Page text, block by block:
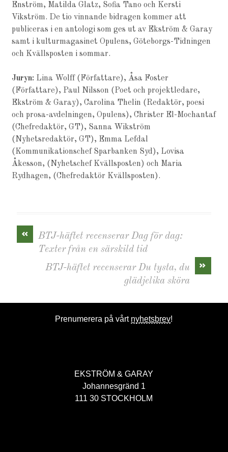
Enström, Matilda Glatz, Sofia Tano och Kersti
Vikström. De tio vinnande bidragen kommer att
publiceras i en antologi som ges ut av Ekström & Garay
samt i kulturmagasinet Opulens, Göteborgs-Tidningen
och Kvällsposten i sommar.
Juryn: Lina Wolff (Författare), Åsa Foster
(Författare), Paul Nilsson (Poet och projektledare,
Ekström & Garay), Carolina Thelin (Redaktör, poesi
och prosa-avdelningen, Opulens), Christer El-Mochantaf
(Chefredaktör, GT), Sanna Wikström
(Nyhetsredaktör, GT), Emma Lefdal
(Kommunikationschef Sparbanken Syd), Lovisa
Åkesson, (Nyhetschef Kvällsposten) och Maria
Rydhagen, (Chefredaktör Kvällsposten).
«
BTJ-häftet recenserar Dag för dag:
Texter från en särskild tid
»
BTJ-häftet recenserar Du tysta, du
glädjelika sköra
Prenumerera på vårt nyhetsbrev!
EKSTRÖM & GARAY
Johannesgränd 1
111 30 STOCKHOLM